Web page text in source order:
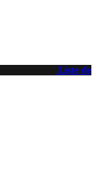
Liste de